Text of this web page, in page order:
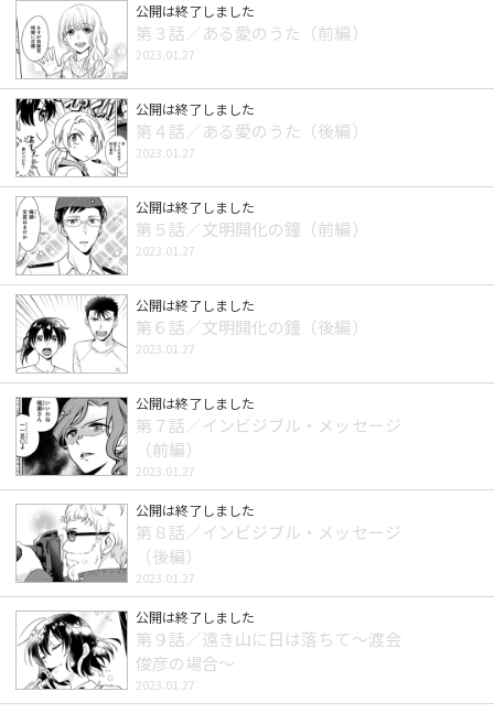
公開は終了しました
第３話／ある愛のうた（前編）
2023.01.27
公開は終了しました
第４話／ある愛のうた（後編）
2023.01.27
公開は終了しました
第５話／文明開化の鐘（前編）
2023.01.27
公開は終了しました
第６話／文明開化の鐘（後編）
2023.01.27
公開は終了しました
第７話／インビジブル・メッセージ
（前編）
2023.01.27
公開は終了しました
第８話／インビジブル・メッセージ
（後編）
2023.01.27
公開は終了しました
第９話／遠き山に日は落ちて～渡会
俊彦の場合～
2023.01.27